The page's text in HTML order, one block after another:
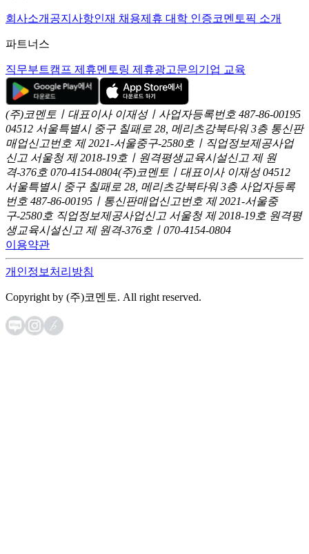
회사소개 공지사항인재 채용제휴 대학 인증코멘토픽 소개
파트너스
직무부트캠프 제휴멘토링 제휴광고문의 기업 교육
(주)코멘토ㅣ대표이사 이재성ㅣ사업자등록번호 487-86-00195
04512 서울특별시 중구 칠패로 28, 메리츠강북타워 3층 통신판
매업신고번호 제 2021-서울중구-2580호ㅣ직업정보제공사업
신고 서울청 제 2018-19호ㅣ원격평생교육시설신고 제 원
격-376호 070-4154-0804(주)코멘토ㅣ대표이사 이재성 04512
서울특별시 중구 칠패로 28, 메리츠강북타워 3층 사업자등록
번호 487-86-00195ㅣ통신판매업신고번호 제 2021-서울중
구-2580호 직업정보제공사업신고 서울청 제 2018-19호 원격평
생교육시설신고 제 원격-376호ㅣ070-4154-0804
이용약관
개인정보처리방침
Copyright by (주)코멘토. All right reserved.